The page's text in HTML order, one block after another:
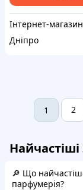
Дніпро
1 2
🔎 Що
парфумерія?